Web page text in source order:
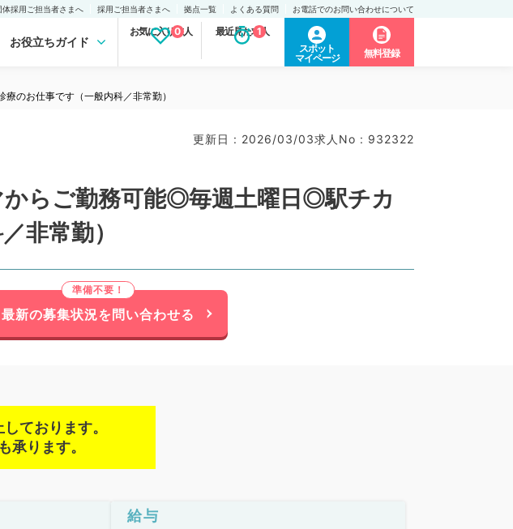
体採用ご担当者さまへ 採用ご担当者さまへ 拠点一覧 よくある質問 お電話でのお問い合わせについて
お役立ちガイド
お気に入り求人
0 最近見た求人
1
スポット
マイページ
無料登録
のお仕事です（一般内科／非常勤）
更新日 : 2026/03/03求人No : 932322
らご勤務可能◎毎週土曜日◎駅チカ
非常勤）
最新の募集状況を問い合わせる
ております。
承ります。
給与